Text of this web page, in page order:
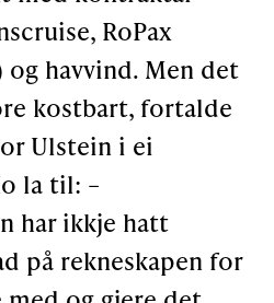
Allereie medlem?
RoPax
og havvind. Men det
kostbart, fortalde
Ulstein i ei
la til: –
har ikkje hatt
på rekneskapen for